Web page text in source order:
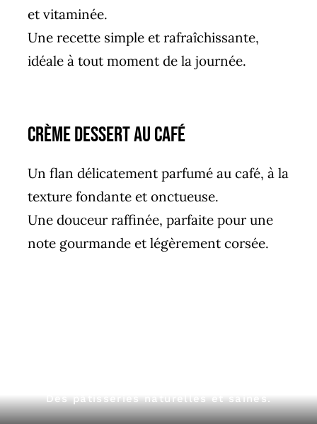
et vitaminée.
Une recette simple et rafraîchissante,
idéale à tout moment de la journée.
Crème dessert au café
Un flan délicatement parfumé au café, à la
texture fondante et onctueuse.
Une douceur raffinée, parfaite pour une
note gourmande et légèrement corsée.
Des pâtisseries naturelles et saines.